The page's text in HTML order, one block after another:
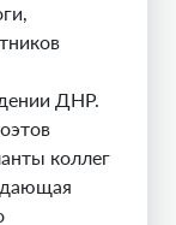
ДНР.
коллег